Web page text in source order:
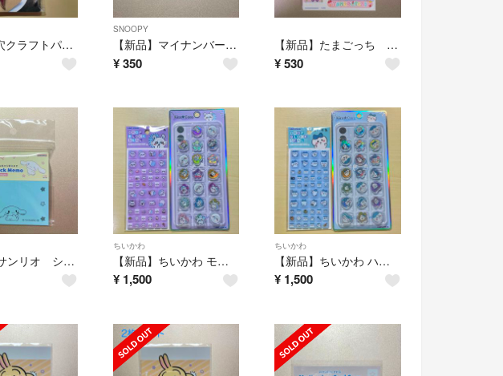
セリア 1穴クラフトパンチ 直径1.5mm クラフトパンチ めじるしアクセサリー
SNOOPY
【新品】マイナンバーカードケース スヌーピー 1枚
¥ 350
【新品】たまごっち マイナンバーカードケース まめっち ふらわっち 2枚セット
¥530
【新品】サンリオ シナモロール シナモン 付箋 メモ帳
ちいかわ
【新品】ちいかわ モモンガ おはじきシール タイルシール 2点セット
¥ 1,500
ちいかわ
【新品】ちいかわ ハチワレ おはじきシール タイルシール 2点セット
¥ 1,500